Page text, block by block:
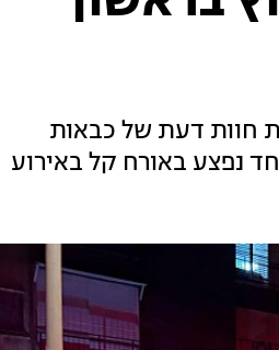
חוות דעת של כבאות
נפצע באורח קל באירוע